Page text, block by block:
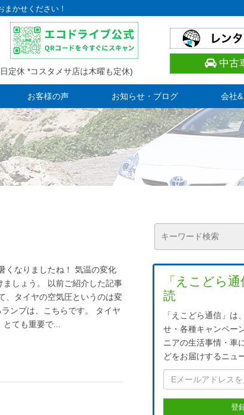
かせください！
定休 *コスタメサ店は木曜も定休)
中古
お客様の声 お知らせ・ブログ 会社
くなりましたね！ 気温の変化
しょう。 以前ご紹介した記事
、タイヤの空気圧というのは変
ンプは、こちらです。 タイヤ
ても重要で...
「えこどら
読
「えこどら通信」は
せ・各種キャンペー
ニアの生活事情・車
どをお届けするニュ